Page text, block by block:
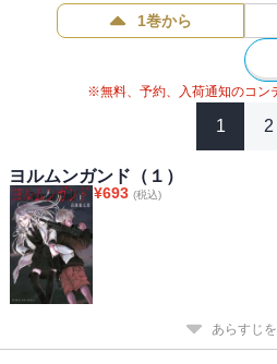
1巻から
※無料、予約、入荷通知のコン
1 2
ヨルムンガンド（１）
¥693 (税込)
あらすじ